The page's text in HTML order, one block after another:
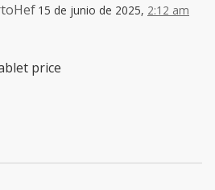
15 de junio de 2025, 2:12 am
price